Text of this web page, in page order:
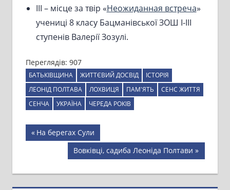
III – місце за твір «Неожиданная встреча»
учениці 8 класу Бацманівської ЗОШ I-III
ступенів Валерії Зозулі.
Переглядів: 907
БАТЬКІВЩИНА ЖИТТЄВИЙ ДОСВІД
ІСТОРІЯ
ЛЕОНІД ПОЛТАВА
ЛОХВИЦЯ ПАМ'ЯТЬ
СЕНС ЖИТТЯ
СЕНЧА
УКРАЇНА ЧЕРЕДА РОКІВ
Навігація
записів
Previous
Post:
На берегах Сули
Next
Post:
Вовківці, садиба Леоніда Полтави